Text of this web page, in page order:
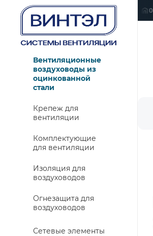
ОФИС
Вентиляционные
воздуховоды из
оцинкованной
стали
Крепеж для
вентиляции
Комплектующие
для вентиляции
Изоляция для
воздуховодов
Огнезащита для
воздуховодов
Сетевые элементы